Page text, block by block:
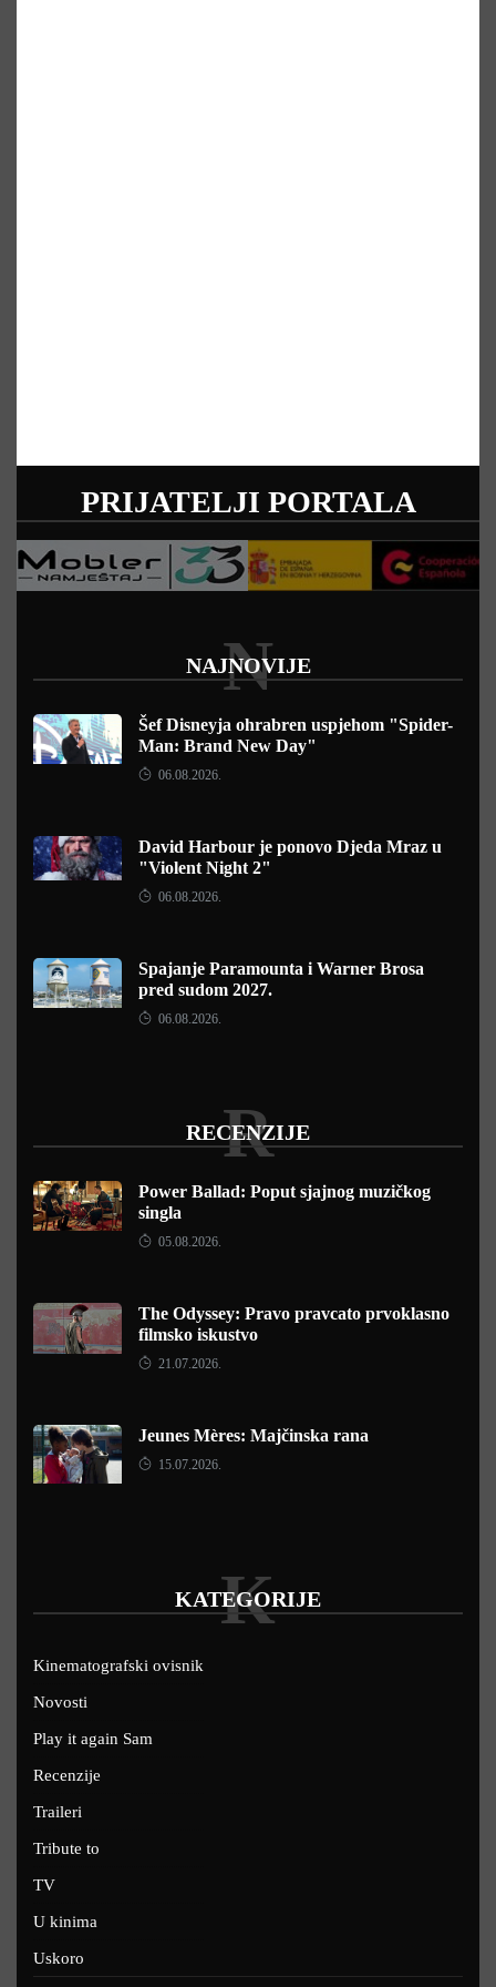
PRIJATELJI PORTALA
NAJNOVIJE
N
Šef Disneyja ohrabren uspjehom "Spider-
Man: Brand New Day"
06.08.2026.
David Harbour je ponovo Djeda Mraz u
"Violent Night 2"
06.08.2026.
Spajanje Paramounta i Warner Brosa
pred sudom 2027.
06.08.2026.
RECENZIJE
R
Power Ballad: Poput sjajnog muzičkog
singla
05.08.2026.
The Odyssey: Pravo pravcato prvoklasno
filmsko iskustvo
21.07.2026.
Jeunes Mères: Majčinska rana
15.07.2026.
KATEGORIJE
K
Kinematografski ovisnik
Novosti
Play it again Sam
Recenzije
Traileri
Tribute to
TV
U kinima
Uskoro